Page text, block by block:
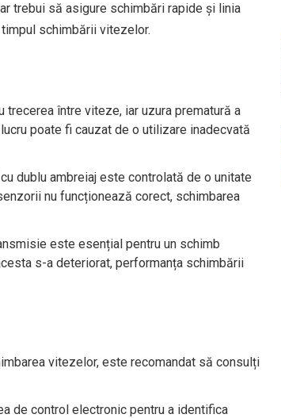
trebui să asigure schimbări rapide și linia
schimbării vitezelor.
trecerea între viteze, iar uzura prematură a
poate fi cauzat de o utilizare inadecvată
dublu ambreiaj este controlată de o unitate
nu funcționează corect, schimbarea
este esențial pentru un schimb
s-a deteriorat, performanța schimbării
vitezelor, este recomandat să consulți
de control electronic pentru a identifica